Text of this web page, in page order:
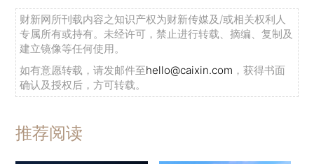
财新网所刊载内容之知识产权为财新传媒及/或相关权利人
专属所有或持有。未经许可，禁止进行转载、摘编、复制及
建立镜像等任何使用。
如有意愿转载，请发邮件至hello@caixin.com ，获得书面
确认及授权后，方可转载。
推荐阅读